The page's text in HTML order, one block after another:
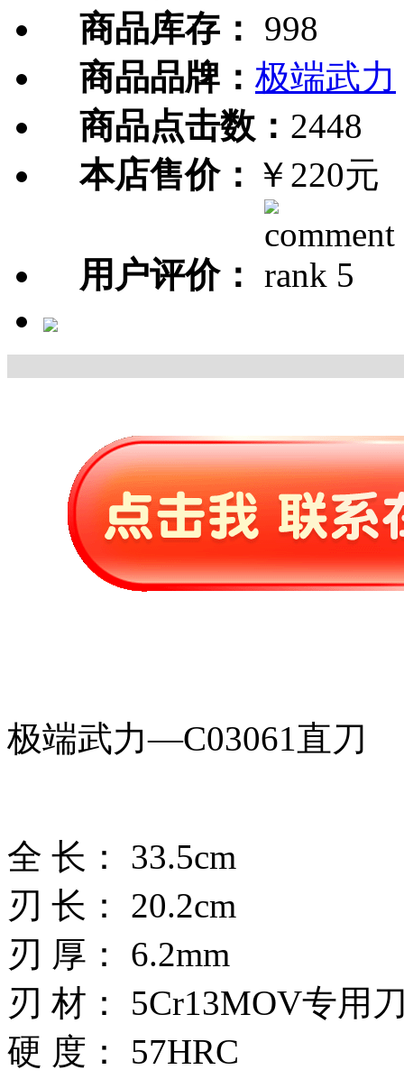
商品库存：
998
商品品牌： 极端武力
商品点击数： 2448
本店售价： ￥220元
用户评价：
极端武力—C03061直刀
全 长： 33.5cm
刃 长： 20.2cm
刃 厚： 6.2mm
刃 材： 5Cr13MOV专用
硬 度： 57HRC